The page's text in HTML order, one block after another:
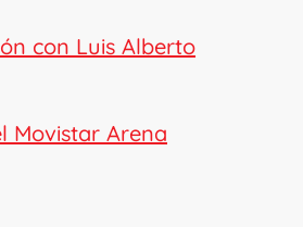
con Luis Alberto
Movistar Arena